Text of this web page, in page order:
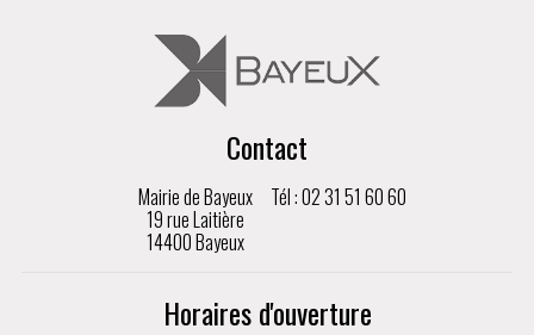
Contact
Mairie de Bayeux
19 rue Laitière
14400 Bayeux
Tél : 02 31 51 60 60
Horaires d'ouverture